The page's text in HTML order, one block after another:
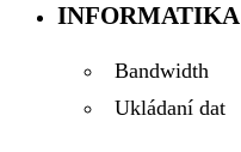
INFORMATIKA
Bandwidth
Ukládaní dat